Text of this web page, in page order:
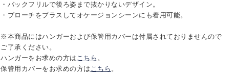
・バックフリルで後ろ姿まで抜かりないデザイン。
・ブローチをプラスしてオケージョンシーンにも着用可能。
※本商品にはハンガーおよび保管用カバーは付属されておりませんので
ご了承ください。
ハンガーをお求めの方は こちら 。
保管用カバーをお求めの方は こちら 。